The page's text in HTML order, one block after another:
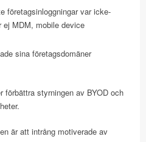
företagsinloggningar var icke-
ej MDM, mobile device
sina företagsdomäner
förbättra styrningen av BYOD och
är att intrång motiverade av